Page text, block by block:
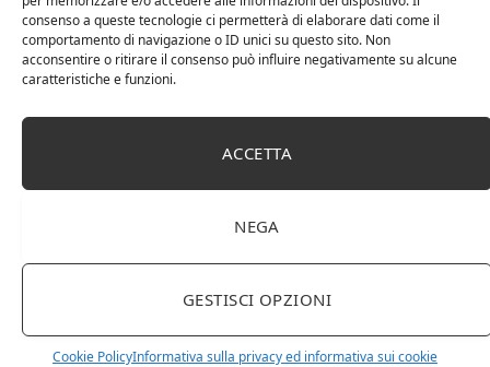
consenso a queste tecnologie ci permetterà di elaborare dati come il
comportamento di navigazione o ID unici su questo sito. Non
acconsentire o ritirare il consenso può influire negativamente su alcune
caratteristiche e funzioni.
ACCETTA
NEGA
GESTISCI OPZIONI
Cookie PolicyInformativa sulla privacy ed informativa sui cookie
DOT Horeca Solutions 1000 Bicchieri PET
usa e getta bicchiere riciclabili per acqua bevande